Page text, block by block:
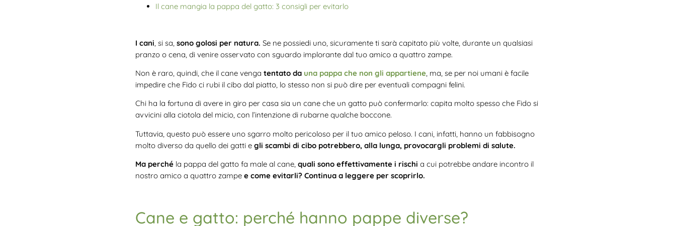
Il cane mangia la pappa del gatto: 3 consigli per evitarlo
I cani , si sa, sono golosi per natura. Se ne possiedi uno, sicuramente ti sarà capitato più volte, durante un qualsiasi
pranzo o cena, di venire osservato con sguardo implorante dal tuo amico a quattro zampe.
Non è raro, quindi, che il cane venga tentato da una pappa che non gli appartiene, ma, se per noi umani è facile
impedire che Fido ci rubi il cibo dal piatto, lo stesso non si può dire per eventuali compagni felini.
Chi ha la fortuna di avere in giro per casa sia un cane che un gatto può confermarlo: capita molto spesso che Fido si
avvicini alla ciotola del micio, con l’intenzione di rubarne qualche boccone.
Tuttavia, questo può essere uno sgarro molto pericoloso per il tuo amico peloso. I cani, infatti, hanno un fabbisogno
molto diverso da quello dei gatti e gli scambi di cibo potrebbero, alla lunga, provocargli problemi di salute.
Ma perchéla pappa del gatto fa male al cane,quali sono effettivamente i rischi a cui potrebbe andare incontro il
nostro amico a quattro zampe e come evitarli? Continua a leggere per scoprirlo.
Cane e gatto: perché hanno pappe diverse?